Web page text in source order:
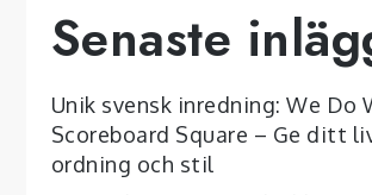
Senaste
Unik svensk inredning: We Do
Scoreboard Square – Ge ditt
ordning och stil